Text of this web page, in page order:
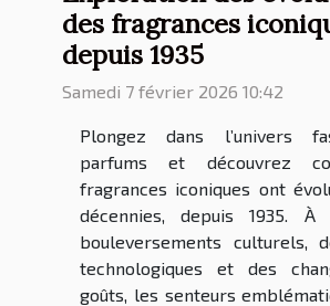
des fragrances
depuis 1935
Samedi 7 février 2026 10:42
Plongez dans l’univers
parfums et découvrez
fragrances iconiques ont
décennies, depuis 1935.
bouleversements culturels,
technologiques et des
goûts, les senteurs